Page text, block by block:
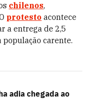
chilenos,
protesto acontece
a entrega de 2,5
carente.
adia chegada ao